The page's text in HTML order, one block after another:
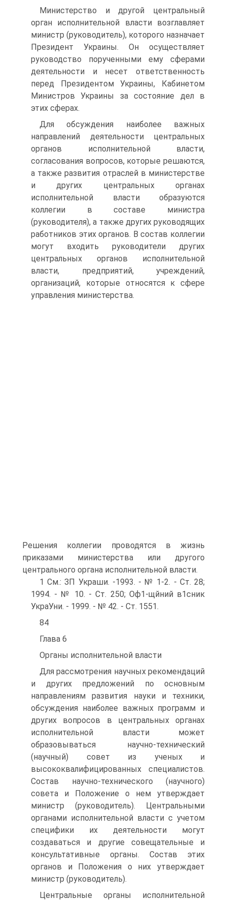
Министерство и другой центральный
орган исполнительной власти возглавляет
министр (руководитель), которого назначает
Президент Украины. Он осуществляет
руководство порученными ему сферами
деятельности и несет ответственность
перед Президентом Украины, Кабинетом
Министров Украины за состояние дел в
этих сферах.
Для обсуждения наиболее важных
направлений деятельности центральных
органов исполнительной власти,
согласования вопросов, которые решаются,
а также развития отраслей в министерстве
и других центральных органах
исполнительной власти образуются
коллегии в составе министра
(руководителя), а также других руководящих
работников этих органов. В состав коллегии
могут входить руководители других
центральных органов исполнительной
власти, предприятий, учреждений,
организаций, которые относятся к сфере
управления министерства.
Решения коллегии проводятся в жизнь
приказами министерства или другого
центрального органа исполнительной власти.
1 См.: ЗП Украши. -1993. - № 1-2. - Ст. 28;
1994. - № 10. - Ст. 250; Оф1-щйний в1сник
УкраУни. - 1999. - № 42. - Ст. 1551.
84
Глава 6
Органы исполнительной власти
Для рассмотрения научных рекомендаций
и других предложений по основным
направлениям развития науки и техники,
обсуждения наиболее важных программ и
других вопросов в центральных органах
исполнительной власти может
образовываться научно-технический
(научный) совет из ученых и
высококвалифицированных специалистов.
Состав научно-технического (научного)
совета и Положение о нем утверждает
министр (руководитель). Центральными
органами исполнительной власти с учетом
специфики их деятельности могут
создаваться и другие совещательные и
консультативные органы. Состав этих
органов и Положения о них утверждает
министр (руководитель).
Центральные органы исполнительной